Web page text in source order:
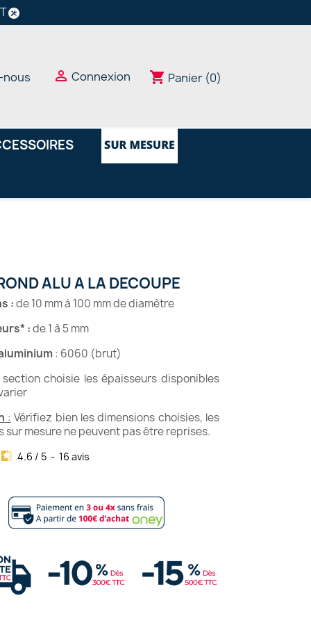
 Connexion shopping_cart Panier (0)
ALU A LA DECOUPE
:de 10 mm à 100 mm de diamètre
:de 1 à 5 mm
: 6060 (brut)
section choisie les épaisseurs disponibles
: Vérifiez bien les dimensions choisies, les
sur mesure ne peuvent pas être reprises.
4.6 / 5 - 16 avis